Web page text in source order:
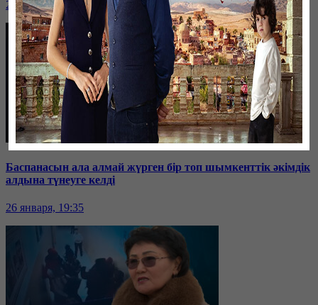
26 января, 19:36
Баспанасын ала алмай жүрген бір топ шымкенттік әкімдік
алдына түнеуге келді
26 января, 19:35